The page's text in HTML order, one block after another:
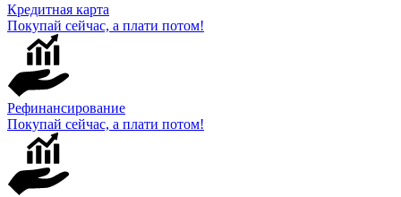
Кредитная карта
Покупай сейчас, а плати потом!
Рефинансирование
Покупай сейчас, а плати потом!